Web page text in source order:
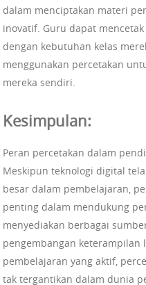
dalam menciptakan materi
inovatif. Guru dapat
dengan kebutuhan kelas
menggunakan percetakan
mereka sendiri.
Kesimpulan:
Peran percetakan dalam
Meskipun teknologi digital
besar dalam pembelajaran,
penting dalam mendukung
menyediakan berbagai
pengembangan keterampilan
pembelajaran yang aktif,
tak tergantikan dalam dunia